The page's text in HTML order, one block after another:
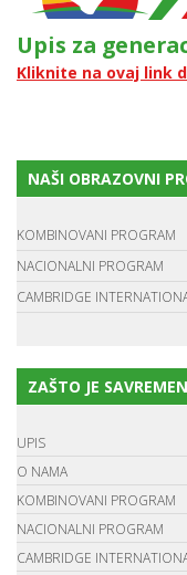
Upis za
Kliknite na ovaj link
NAŠI OBRAZOVNI
KOMBINOVANI PROGRAM
NACIONALNI PROGRAM
CAMBRIDGE
ZAŠTO JE
UPIS
O NAMA
KOMBINOVANI PROGRAM
NACIONALNI PROGRAM
CAMBRIDGE